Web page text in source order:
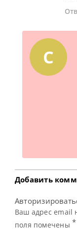
С
Добавить
Ваш адрес email
поля помечены *